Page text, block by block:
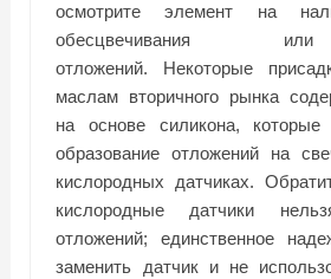
осмотрите элемент на
обесцвечивания
отложений. Некоторые
маслам вторичного рынка
на основе силикона, которые
образование отложений на
кислородных датчиках.
кислородные датчики
отложений; единственное
заменить датчик и не